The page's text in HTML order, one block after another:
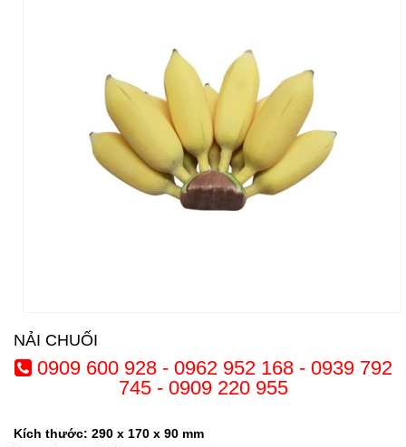
NẢI CHUỐI
0909 600 928 - 0962 952 168 - 0939 792
745 - 0909 220 955
Kích thước: 290 x 170 x 90 mm